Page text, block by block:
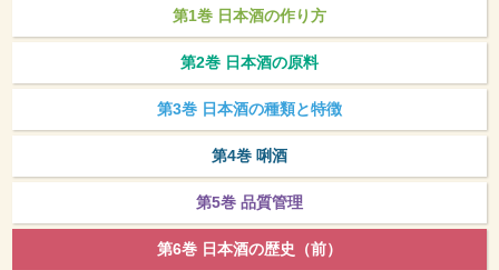
第1巻 日本酒の作り方
第2巻 日本酒の原料
第3巻 日本酒の種類と特徴
第4巻 唎酒
第5巻 品質管理
第6巻 日本酒の歴史（前）